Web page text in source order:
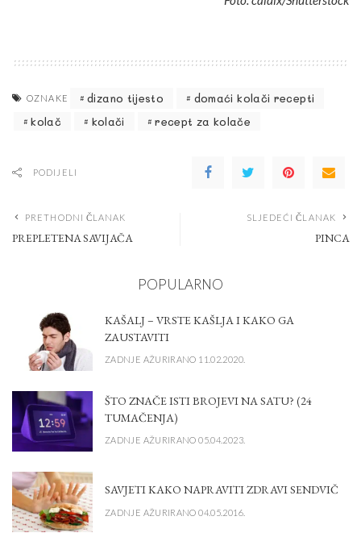
OZNAKE dizano tijesto
domaći kolači recepti
kolač
kolači recept za kolače
PODIJELI
PRETHODNI ČLANAK
PREPLETENA SAVIJAČA
SLJEDEĆI ČLANAK
PINCA
POPULARNO
KAŠALJ – VRSTE KAŠLJA I KAKO GA
ZAUSTAVITI
ZADNJE AŽURIRANO 11.02.2020.
ŠTO ZNAČE ISTI BROJEVI NA SATU? (24
TUMAČENJA)
ZADNJE AŽURIRANO 05.04.2023.
SAVJETI KAKO NAPRAVITI ZDRAVI SENDVIČ
ZADNJE AŽURIRANO 04.05.2016.